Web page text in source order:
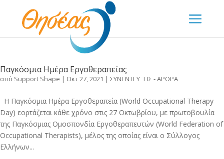
Παγκόσμια Ημέρα Εργοθεραπείας
από Support Shape | Οκτ 27, 2021 | ΣΥΝΕΝΤΕΥΞΕΙΣ - ΑΡΘΡΑ
Η Παγκόσμια Ημέρα Εργοθεραπεία (World Occupational Therapy
Day) εορτάζεται κάθε χρόνο στις 27 Οκτωβρίου, με πρωτοβουλία
της Παγκόσμιας Ομοσπονδία Εργοθεραπευτών (World Federation of
Occupational Therapists), μέλος της οποίας είναι ο Σύλλογος
Ελλήνων...